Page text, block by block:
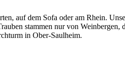
auf dem Sofa oder am Rhein.
stammen nur von Weinbergen,
in Ober-Saulheim.